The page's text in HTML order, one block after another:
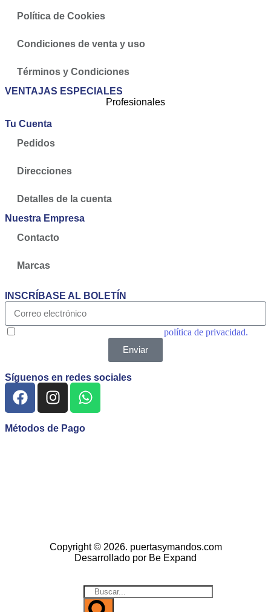
Política de Cookies
Condiciones de venta y uso
Términos y Condiciones
VENTAJAS ESPECIALES
Profesionales
Tu Cuenta
Pedidos
Direcciones
Detalles de la cuenta
Nuestra Empresa
Contacto
Marcas
INSCRÍBASE AL BOLETÍN
política de privacidad.
Enviar
Síguenos en redes sociales
Métodos de Pago
Copyright © 2026. puertasymandos.com
Desarrollado por Be Expand